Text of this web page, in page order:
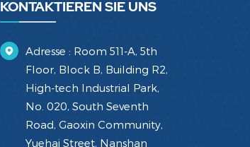
KONTAKTIEREN SIE UNS
Adresse : Room 511-A, 5th
Floor, Block B, Building R2,
High-tech Industrial Park,
No. 020, South Seventh
Road, Gaoxin Community,
Yuehai Street, Nanshan